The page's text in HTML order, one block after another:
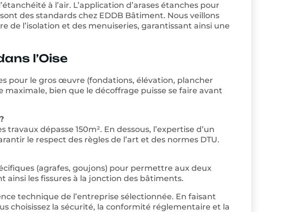
à l’air. L’application d’arases étanches pour
des standards chez EDDB Bâtiment. Nous veillons
l’isolation et des menuiseries, garantissant ainsi une
l’Oise
pour le gros œuvre (fondations, élévation, plancher
bien que le décoffrage puisse se faire avant
dépasse 150m². En dessous, l’expertise d’un
le respect des règles de l’art et des normes DTU.
(agrafes, goujons) pour permettre aux deux
les fissures à la jonction des bâtiments.
technique de l’entreprise sélectionnée. En faisant
choisissez la sécurité, la conformité réglementaire et la